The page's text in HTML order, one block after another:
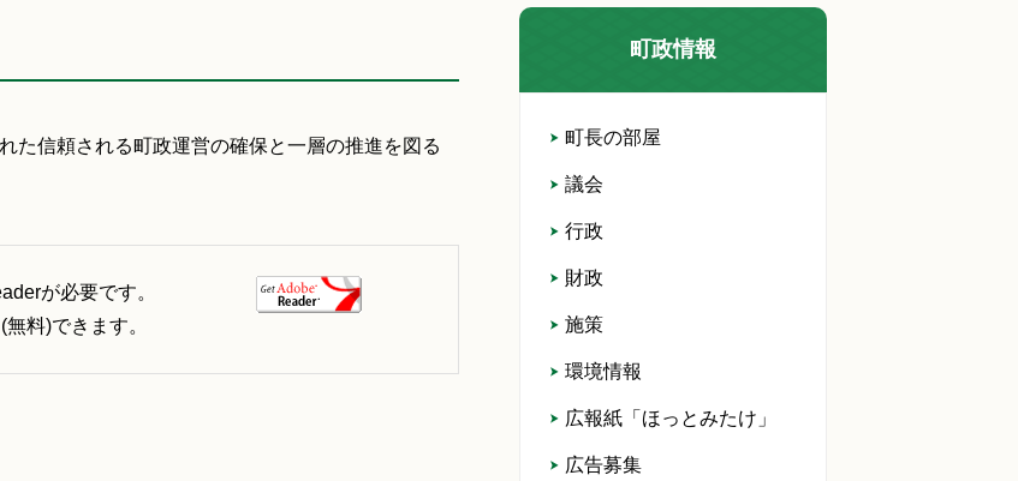
た信頼される町政運営の確保と一層の推進を図る
が必要です。
料)できます。
町政情報
町長の部屋
議会
行政
財政
施策
環境情報
広報紙「ほっとみたけ」
広告募集